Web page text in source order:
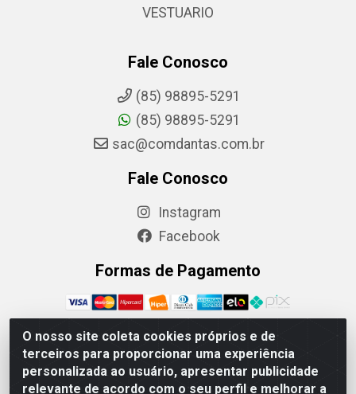
O nosso site coleta cookies próprios e de
terceiros para proporcionar uma experiência
personalizada ao usuário, apresentar publicidade
relevante de acordo com o seu perfil e melhorar a
VESTUARIO
Fale Conosco
(85) 98895-5291
(85) 98895-5291
sac@comdantas.com.br
Fale Conosco
Instagram
Facebook
Formas de Pagamento
Rafael & Dantas LTDA - Rua Floriano Peixoto, 137-
Centro, CEP: 60025-130 | CNPJ: 02.884.314/0001-20